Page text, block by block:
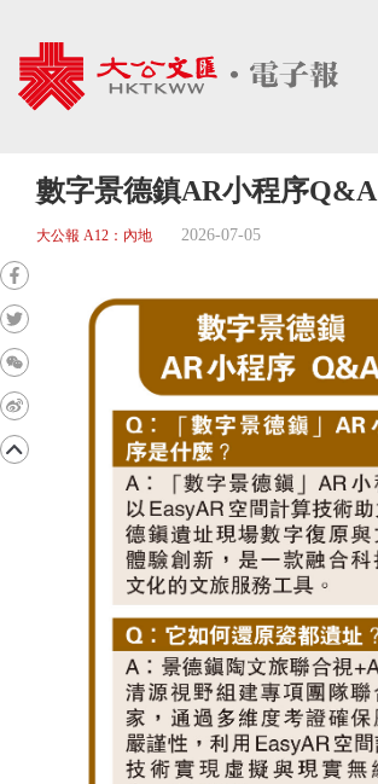
數字景德鎮AR小程序Q&A
大公報 A12：內地 2026-07-05